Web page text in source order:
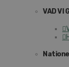
VAD VI